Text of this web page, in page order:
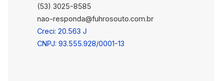
(53) 3025-8585
nao-responda@fuhrosouto.com.br
Creci: 20.563 J
CNPJ: 93.555.928/0001-13